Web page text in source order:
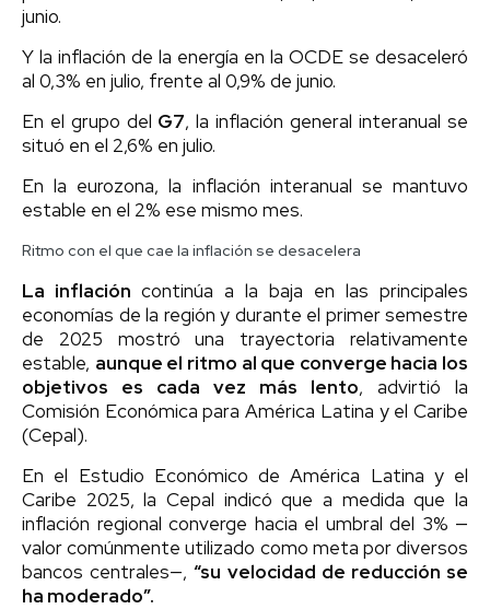
junio.
Y la inflación de la energía en la OCDE se desaceleró
al 0,3% en julio, frente al 0,9% de junio.
En el grupo del G7, la inflación general interanual se
situó en el 2,6% en julio.
En la eurozona, la inflación interanual se mantuvo
estable en el 2% ese mismo mes.
Ritmo con el que cae la inflación se desacelera
La inflación continúa a la baja en las principales
economías de la región y durante el primer semestre
de 2025 mostró una trayectoria relativamente
estable, aunque el ritmo al que converge hacia los
objetivos es cada vez más lento, advirtió la
Comisión Económica para América Latina y el Caribe
(Cepal).
En el Estudio Económico de América Latina y el
Caribe 2025, la Cepal indicó que a medida que la
inflación regional converge hacia el umbral del 3% —
valor comúnmente utilizado como meta por diversos
bancos centrales—,“su velocidad de reducción se
ha moderado”.